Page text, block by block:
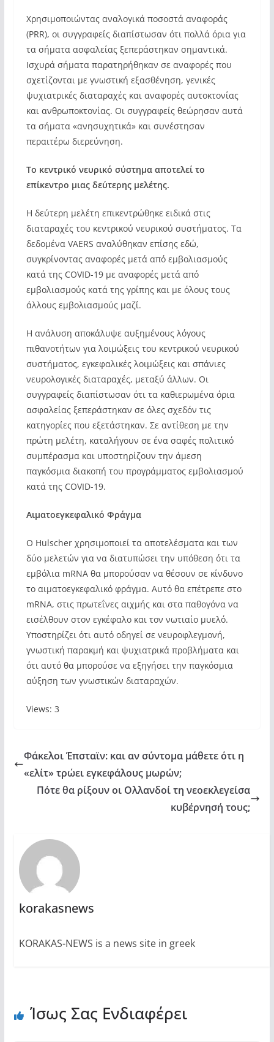
Χρησιμοποιώντας αναλογικά ποσοστά αναφοράς
(PRR), οι συγγραφείς διαπίστωσαν ότι πολλά όρια για
τα σήματα ασφαλείας ξεπεράστηκαν σημαντικά.
Ισχυρά σήματα παρατηρήθηκαν σε αναφορές που
σχετίζονται με γνωστική εξασθένηση, γενικές
ψυχιατρικές διαταραχές και αναφορές αυτοκτονίας
και ανθρωποκτονίας. Οι συγγραφείς θεώρησαν αυτά
τα σήματα «ανησυχητικά» και συνέστησαν
περαιτέρω διερεύνηση.
Το κεντρικό νευρικό σύστημα αποτελεί το
επίκεντρο μιας δεύτερης μελέτης.
Η δεύτερη μελέτη επικεντρώθηκε ειδικά στις
διαταραχές του κεντρικού νευρικού συστήματος. Τα
δεδομένα VAERS αναλύθηκαν επίσης εδώ,
συγκρίνοντας αναφορές μετά από εμβολιασμούς
κατά της COVID-19 με αναφορές μετά από
εμβολιασμούς κατά της γρίπης και με όλους τους
άλλους εμβολιασμούς μαζί.
Η ανάλυση αποκάλυψε αυξημένους λόγους
πιθανοτήτων για λοιμώξεις του κεντρικού νευρικού
συστήματος, εγκεφαλικές λοιμώξεις και σπάνιες
νευρολογικές διαταραχές, μεταξύ άλλων. Οι
συγγραφείς διαπίστωσαν ότι τα καθιερωμένα όρια
ασφαλείας ξεπεράστηκαν σε όλες σχεδόν τις
κατηγορίες που εξετάστηκαν. Σε αντίθεση με την
πρώτη μελέτη, καταλήγουν σε ένα σαφές πολιτικό
συμπέρασμα και υποστηρίζουν την άμεση
παγκόσμια διακοπή του προγράμματος εμβολιασμού
κατά της COVID-19.
Αιματοεγκεφαλικό Φράγμα
Ο Hulscher χρησιμοποιεί τα αποτελέσματα και των
δύο μελετών για να διατυπώσει την υπόθεση ότι τα
εμβόλια mRNA θα μπορούσαν να θέσουν σε κίνδυνο
το αιματοεγκεφαλικό φράγμα. Αυτό θα επέτρεπε στο
mRNA, στις πρωτεΐνες αιχμής και στα παθογόνα να
εισέλθουν στον εγκέφαλο και τον νωτιαίο μυελό.
Υποστηρίζει ότι αυτό οδηγεί σε νευροφλεγμονή,
γνωστική παρακμή και ψυχιατρικά προβλήματα και
ότι αυτό θα μπορούσε να εξηγήσει την παγκόσμια
αύξηση των γνωστικών διαταραχών.
Views: 3
Φάκελοι Έπσταϊν: και αν σύντομα μάθετε ότι η
«ελίτ» τρώει εγκεφάλους μωρών;
Πότε θα ρίξουν οι Ολλανδοί τη νεοεκλεγείσα
κυβέρνησή τους;
korakasnews
KORAKAS-NEWS is a news site in greek
Ίσως Σας Ενδιαφέρει